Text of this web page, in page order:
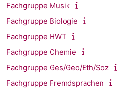
Fachgruppe Musik
Fachgruppe Biologie
Fachgruppe HWT
Fachgruppe Chemie
Fachgruppe Ges/Geo/Eth/Soz
Fachgruppe Fremdsprachen